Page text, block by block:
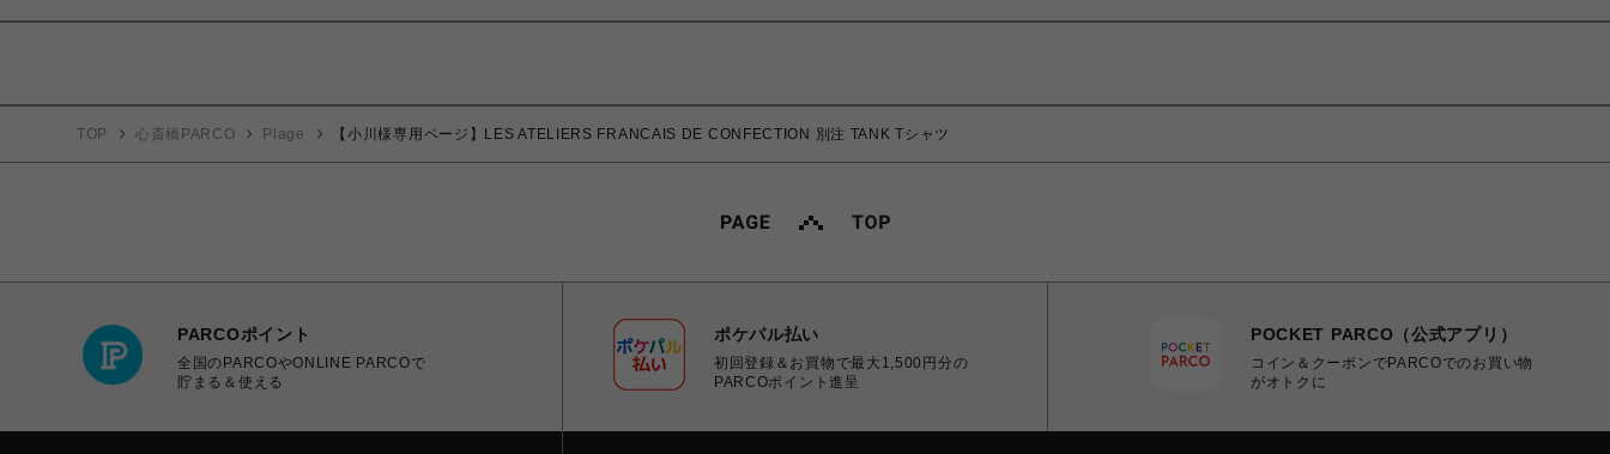
TOP 心斎橋PARCO Plage 【小川様専用ページ】LES ATELIERS FRANCAIS DE CONFECTION 別注 TANK Tシャツ
PARCOポイント
全国のPARCOやONLINE PARCOで
貯まる＆使える
ポケパル払い
初回登録＆お買物で最大1,500円分の
PARCOポイント進呈
POCKET PARCO（公式アプリ）
コイン＆クーポンでPARCOでのお買い物
がオトクに